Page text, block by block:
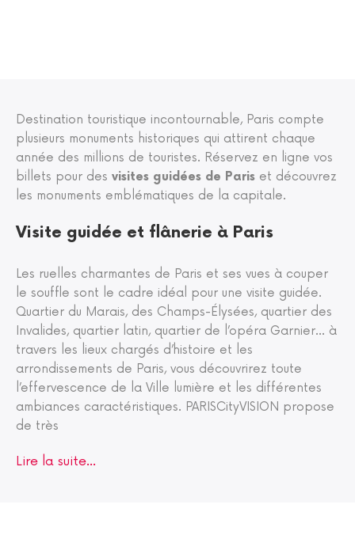
Destination touristique incontournable, Paris compte
plusieurs monuments historiques qui attirent chaque
année des millions de touristes. Réservez en ligne vos
billets pour des visites guidées de Paris et découvrez
les monuments emblématiques de la capitale.
Visite guidée et flânerie à Paris
Les ruelles charmantes de Paris et ses vues à couper
le souffle sont le cadre idéal pour une visite guidée.
Quartier du Marais, des Champs-Élysées, quartier des
Invalides, quartier latin, quartier de l’opéra Garnier… à
travers les lieux chargés d’histoire et les
arrondissements de Paris, vous découvrirez toute
l’effervescence de la Ville lumière et les différentes
ambiances caractéristiques. PARISCityVISION propose
de très
Lire la suite...